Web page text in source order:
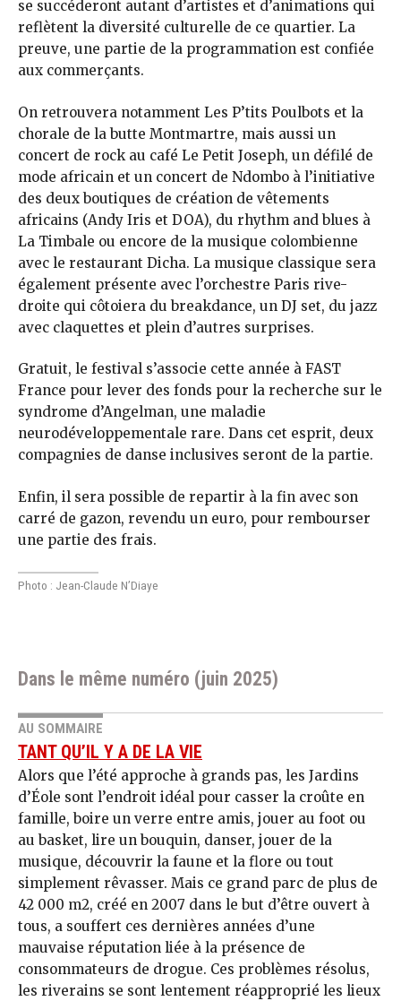
se succéderont autant d’artistes et d’animations qui
reflètent la diversité culturelle de ce quartier. La
preuve, une partie de la programmation est confiée
aux commerçants.
On retrouvera notamment Les P’tits Poulbots et la
chorale de la butte Montmartre, mais aussi un
concert de rock au café Le Petit Joseph, un défilé de
mode africain et un concert de Ndombo à l’initiative
des deux boutiques de création de vêtements
africains (Andy Iris et DOA), du rhythm and blues à
La Timbale ou encore de la musique colombienne
avec le restaurant Dicha. La musique classique sera
également présente avec l’orchestre Paris rive-
droite qui côtoiera du breakdance, un DJ set, du jazz
avec claquettes et plein d’autres surprises.
Gratuit, le festival s’associe cette année à FAST
France pour lever des fonds pour la recherche sur le
syndrome d’Angelman, une maladie
neurodéveloppementale rare. Dans cet esprit, deux
compagnies de danse inclusives seront de la partie.
Enfin, il sera possible de repartir à la fin avec son
carré de gazon, revendu un euro, pour rembourser
une partie des frais.
Photo : Jean-Claude N’Diaye
Dans le même numéro (juin 2025)
AU SOMMAIRE
TANT QU’IL Y A DE LA VIE
Alors que l’été approche à grands pas, les Jardins
d’Éole sont l’endroit idéal pour casser la croûte en
famille, boire un verre entre amis, jouer au foot ou
au basket, lire un bouquin, danser, jouer de la
musique, découvrir la faune et la flore ou tout
simplement rêvasser. Mais ce grand parc de plus de
42 000 m2, créé en 2007 dans le but d’être ouvert à
tous, a souffert ces dernières années d’une
mauvaise réputation liée à la présence de
consommateurs de drogue. Ces problèmes résolus,
les riverains se sont lentement réapproprié les lieux